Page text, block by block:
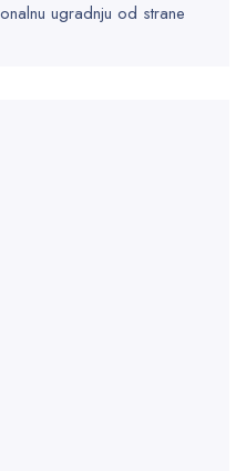
ugradnju od strane